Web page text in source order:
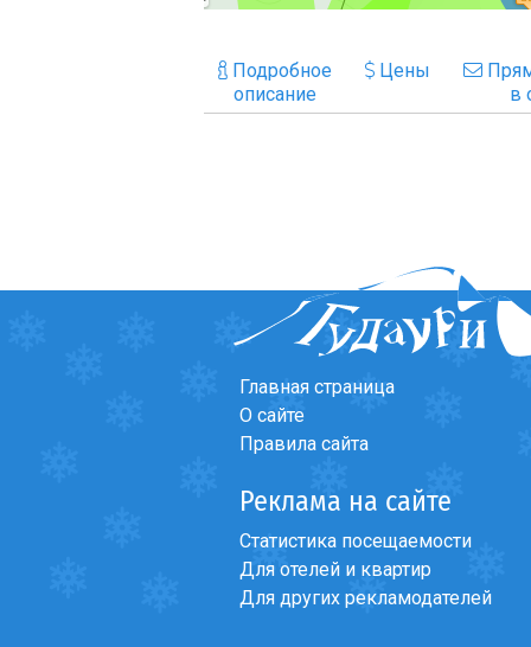
Подробное
описание
Цены
в
Главная страница
О сайте
Правила сайта
Реклама на сайте
Статистика посещаемости
Для отелей и квартир
Для других рекламодателей